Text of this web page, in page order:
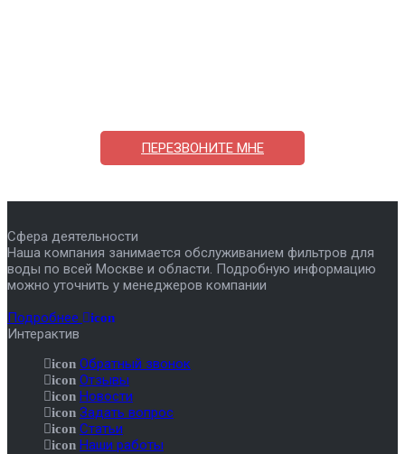
ПЕРЕЗВОНИТЕ МНЕ
Сфера деятельности
Наша компания занимается обслуживанием фильтров для
воды по всей Москве и области. Подробную информацию
можно уточнить у менеджеров компании
Подробнее
icon
Интерактив
icon Обратный звонок
icon Отзывы
icon Новости
icon Задать вопрос
icon Статьи
icon Наши работы